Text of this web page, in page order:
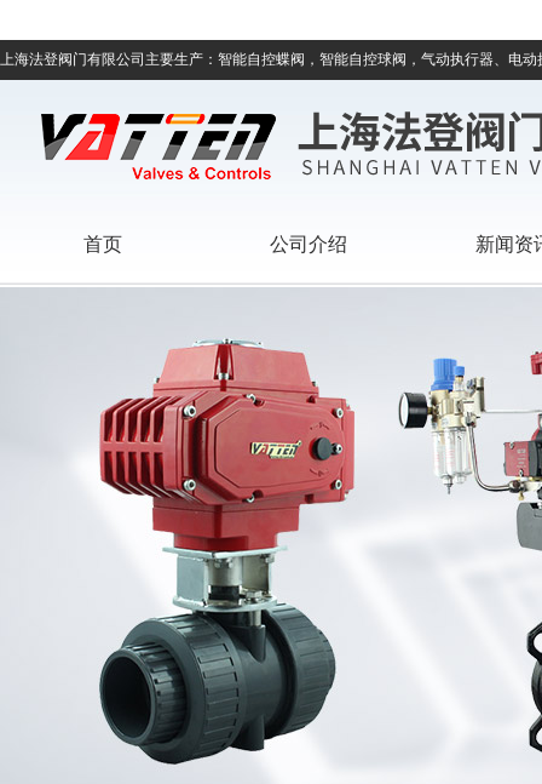
上海法登阀门有限公司主要生产：智能自控蝶阀，智能自控球阀，气动执行器、电
首页 公司介绍 新闻资